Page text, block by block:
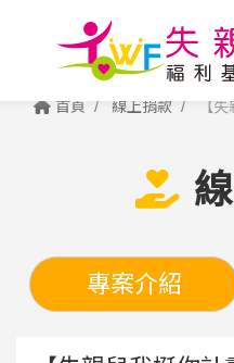
首頁 線上捐款 【失
專案介紹